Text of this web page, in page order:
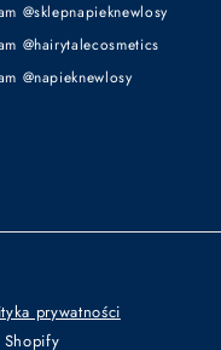
@sklepnapieknewlosy
@hairytalecosmetics
@napieknewlosy
prywatności